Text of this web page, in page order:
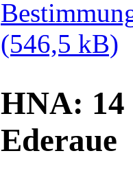
(546,5 kB)
HNA: 14
Ederaue